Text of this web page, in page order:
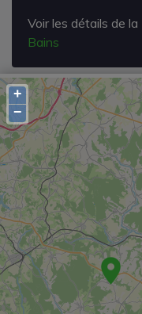
Voir les détails de la
Bains
+
−